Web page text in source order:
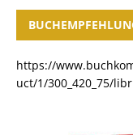
https://
uct/1/300_420_75/